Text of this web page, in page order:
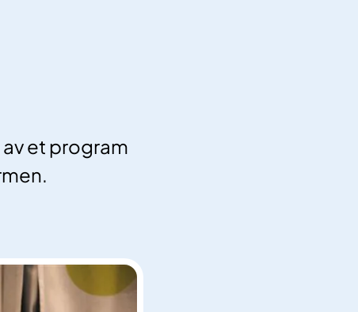
et program